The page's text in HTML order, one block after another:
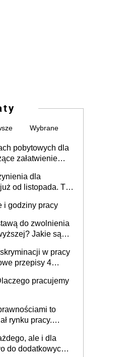
Wybrane
pobytowych dla
załatwienie
dla
od listopada. To
i godziny pracy
do zwolnienia
Jakie są
w pracy
przepisy 4
pracujemy
to
rynku pracy.
ale bariery po
ale i dla
do dodatkowych